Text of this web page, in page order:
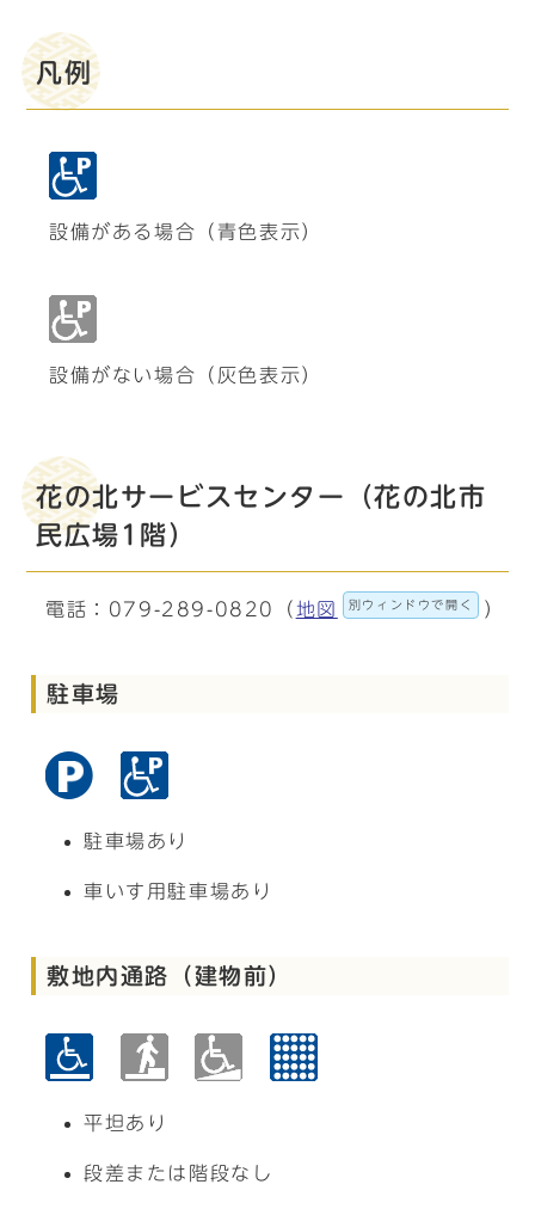
凡例
設備がある場合（青色表示）
設備がない場合（灰色表示）
花の北サービスセンター（花の北市
民広場1階）
電話：079-289-0820（ 地図 別ウィンドウで開く ）
駐車場
駐車場あり
車いす用駐車場あり
敷地内通路（建物前）
平坦あり
段差または階段なし